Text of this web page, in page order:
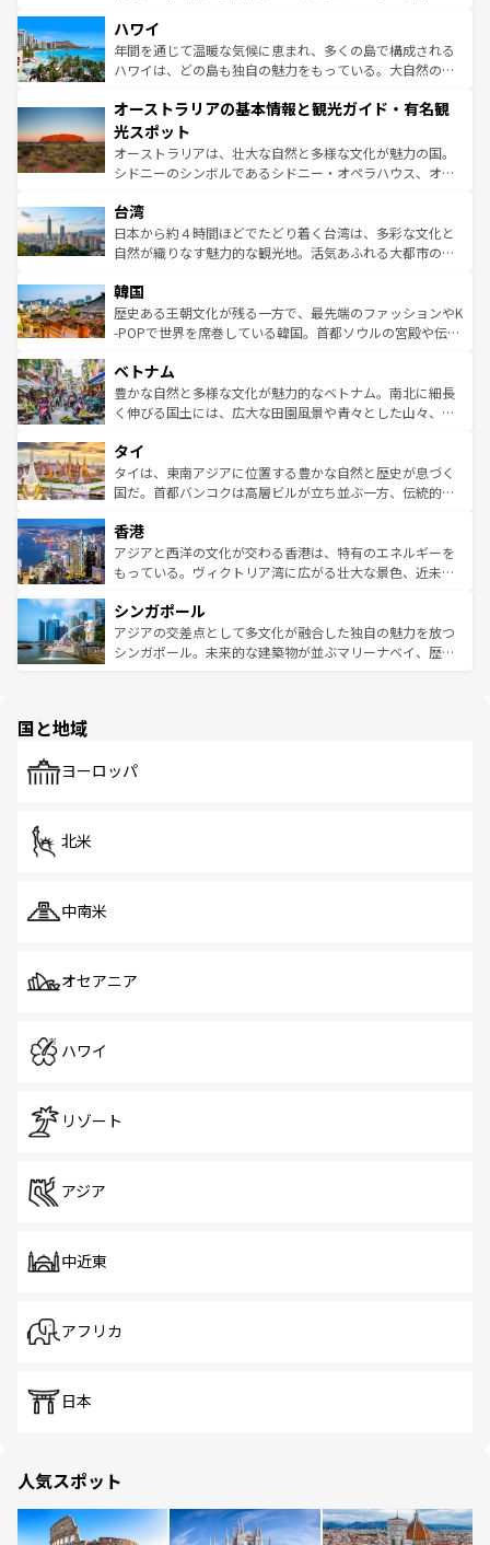
着のスイス情報は
のような巨大都市は、観光、ショッピング、エンターテイ
ンメントが詰まった刺激的なスポットだ。一方、アメリカ
西部には大自然が広がり、グランドキャニオンやイエロー
部のニューオーリンズでは、音楽と美食が融合した独特の
文化が魅力。旅行者はアメリカの各地域で異なる魅力を楽
しみながら、その多様性と豊かな歴史を感じることができ
るだろう。車でのロードトリップや列車の旅も、アメリカ
情報は
ハワイ
年間を通じて温暖な気候に恵まれ、多くの島で構成される
ハワイは、どの島も独自の魅力をもっている。大自然の神
ワイ島は見逃せない。また、定番の観光地といえばオアフ
島だが、静かな自然を求めるならマウイ島やカウアイ島が
おすすめ。エメラルドグリーンに輝く海をはじめ、豊かな
文化や歴史が息づいている。「アロハスピリット」と呼ば
人々、おいしいローカルフードやハワイアンミュージッ
ク、伝統的なフラダンスなど、すべてがハワイの魅力を彩
っている。訪れるたびに新しい発見と感動が待っているハ
はコンテンツ一覧
オーストラリアの基本情報と観光ガイド・有名観
光スポット
オーストラリアは、壮大な自然と多様な文化が魅力の国。
シドニーのシンボルであるシドニー・オペラハウス、オー
リアリーフや大陸中央部にそびえるウルル（エアーズロッ
ク）、タスマニアの美しい原生林やケアンズの熱帯雨林な
ど、見どころがたくさん。また、カフェやワイン、オージ
いる。アクティビティも充実しており、サーフィンやダイ
ビング、ハイキングなど、アウトドア好きにはたまらな
い。オーストラリアの多彩な魅力を存分に味わいつくそ
参照してほしい。
台湾
日本から約４時間ほどでたどり着く台湾は、多彩な文化と
自然が織りなす魅力的な観光地。活気あふれる大都市の台
ン）、静ひつな山岳地帯である台湾東部など、都市の喧騒
と山間の静けさが共存しており、訪れる人に新しい発見と
驚きをもたらしてくれる。また、奥深い台湾の食文化も魅
容にもいいと評判のスイーツなど、バラエティ豊かな料理
が味わえる。 なお、新着の台湾情報は コンテンツ一覧を参
照してほしい。
韓国
歴史ある王朝文化が残る一方で、最先端のファッションやK
-POPで世界を席巻している韓国。首都ソウルの宮殿や伝統
き、地方に足を延ばせば四季折々の自然美を楽しむことが
できる。そして、キムチや焼肉、絶品のストリートフード
まで、さまざまな韓国料理が待っている。夜には、韓国な
リティに包まれながら、韓国の多彩な魅力を心ゆくまで味
わってみてほしい。 なお、新着の韓国情報はコンテンツ一
覧を参照してほしい。
ベトナム
豊かな自然と多様な文化が魅力的なベトナム。南北に細長
く伸びる国土には、広大な田園風景や青々とした山々、世
急速な発展と共に伝統が息づく。ハノイの古い町並みやホ
ーチミン市のフランス統治時代の建物も、独特の雰囲気を
醸し出している。また、バラエティの豊かさとおいしさで
とつ。フォーやバインミー、ベトナムコーヒーなどは、ぜ
ひ現地で味わいたい。どの地域を訪れてもあたたかい人々
が旅行者を迎えてくれるので、きっと忘れられない旅にな
参照してほしい。
タイ
タイは、東南アジアに位置する豊かな自然と歴史が息づく
国だ。首都バンコクは高層ビルが立ち並ぶ一方、伝統的な
の活気が交差している。北部ではチェンマイなどの山岳地
帯で自然と触れ合い、南部ではプーケットやクラビの美し
いビーチでリゾート気分を楽しむことができる。タイ料理
激する。気候は一年中温暖で、どの季節にも異なる楽しみ
が待っている。親しみやすいタイの人々、仏教を中心とし
た文化、そして多様な観光資源が、訪れる旅人を魅了し続
香港
アジアと西洋の文化が交わる香港は、特有のエネルギーを
もっている。ヴィクトリア湾に広がる壮大な景色、近未来
み、どこを訪れても感動するはず。観光スポットが密集し
ており、効率よく見どころを回れるのも魅力。息をのむよ
うな絶景から文化的な体験まで、香港を存分に楽しみ尽く
シンガポール
アジアの交差点として多文化が融合した独自の魅力を放つ
シンガポール。未来的な建築物が並ぶマリーナベイ、歴史
で、ホーカーズは地元の風情を楽しめる外せないスポット
国と地域
ヨーロッパ
北米
中南米
オセアニア
ハワイ
リゾート
アジア
中近東
アフリカ
日本
人気スポット